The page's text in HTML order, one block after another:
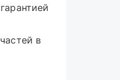
в